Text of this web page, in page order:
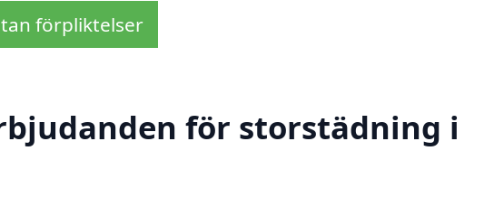
förpliktelser
för storstädning i